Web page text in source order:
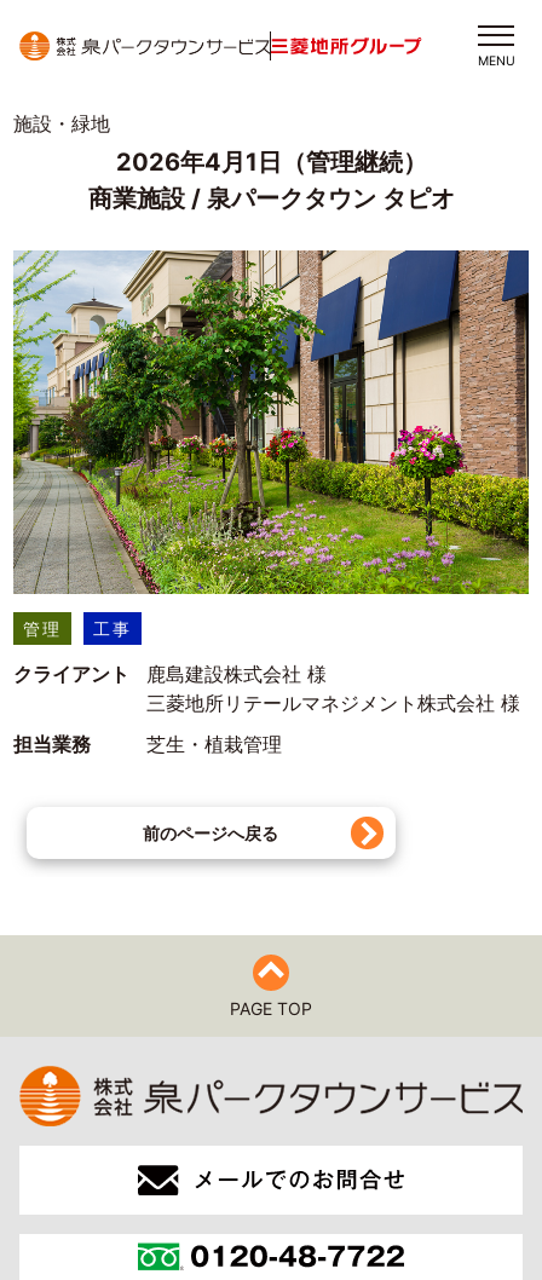
MENU
施設・緑地
2026年4月1日（管理継続）
商業施設 / 泉パークタウン タピオ
管理 工事
クライアント
鹿島建設株式会社 様
三菱地所リテールマネジメント株式会社 様
担当業務
芝生・植栽管理
前のページへ戻る
PAGE TOP